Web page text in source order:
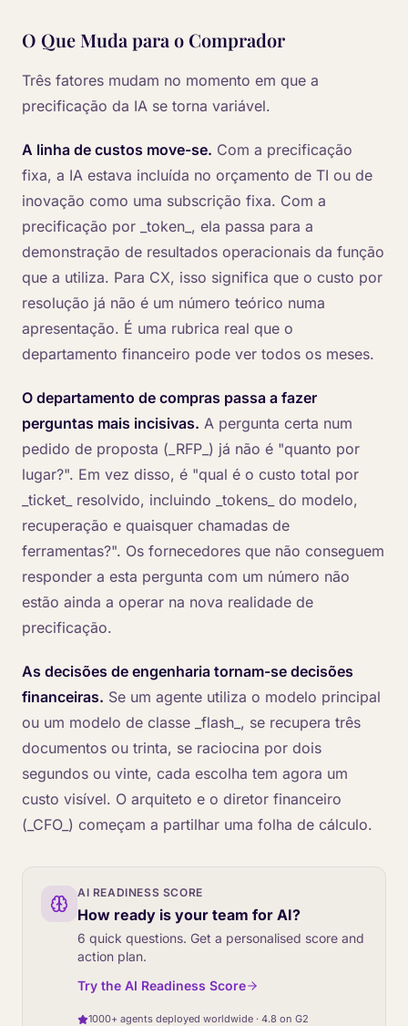
O Que Muda para o Comprador
Três fatores mudam no momento em que a
precificação da IA se torna variável.
A linha de custos move-se. Com a precificação
fixa, a IA estava incluída no orçamento de TI ou de
inovação como uma subscrição fixa. Com a
precificação por _token_, ela passa para a
demonstração de resultados operacionais da função
que a utiliza. Para CX, isso significa que o custo por
resolução já não é um número teórico numa
apresentação. É uma rubrica real que o
departamento financeiro pode ver todos os meses.
O departamento de compras passa a fazer
perguntas mais incisivas. A pergunta certa num
pedido de proposta (_RFP_) já não é "quanto por
lugar?". Em vez disso, é "qual é o custo total por
_ticket_ resolvido, incluindo _tokens_ do modelo,
recuperação e quaisquer chamadas de
ferramentas?". Os fornecedores que não conseguem
responder a esta pergunta com um número não
estão ainda a operar na nova realidade de
precificação.
As decisões de engenharia tornam-se decisões
financeiras. Se um agente utiliza o modelo principal
ou um modelo de classe _flash_, se recupera três
documentos ou trinta, se raciocina por dois
segundos ou vinte, cada escolha tem agora um
custo visível. O arquiteto e o diretor financeiro
(_CFO_) começam a partilhar uma folha de cálculo.
AI READINESS SCORE
How ready is your team for AI?
6 quick questions. Get a personalised score and
action plan.
Try the AI Readiness Score
1000+ agents deployed worldwide · 4.8 on G2